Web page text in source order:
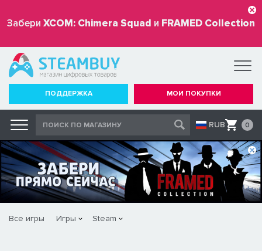
Забери XCOM: Chimera Squad и FRAMED Collection
бесплатно
ПОДДЕРЖКА МОИ ПОКУПКИ
RUB 0
Все игры Игры Steam